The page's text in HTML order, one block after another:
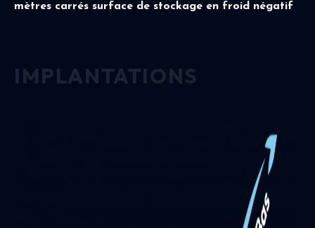
mètres carrés surface de stockage en froid négatif
IMPLANTATIONS